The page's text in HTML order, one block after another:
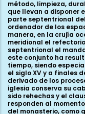
método, limpieza,
que llevan a disponer
parte septentrional
ordenador de los
manera, en la crujía
meridional el
septentrional el
este conjunto ha
tiempo, siendo
el siglo XV y a finales
derivado de los
iglesia conserva su
sido rehechas y el
responden al
del monasterio, como